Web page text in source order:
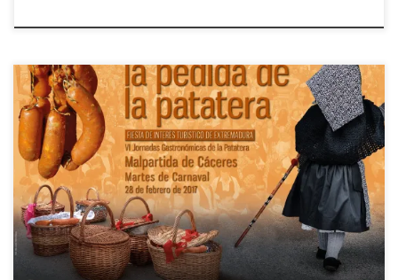
Malpartida de Cáceres 28 de febrero 2017 Fiesta de Interés
Turístico Regional, esta celebración cuenta con una gran
participación en Malpartida de Cáceres. Se celebran desfiles,
concursos de comparas, verbenas,… pero el día grande de
estas fiestas se celebra el Martes de Carnaval, con la Fiesta de
‘La Pedida de […]